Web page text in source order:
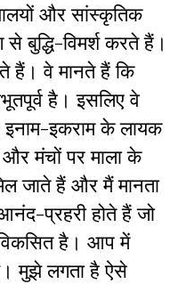
और सांस्कृतिक
बुद्धि-विमर्श करते हैं।
हैं। वे मानते हैं कि
है। इसलिए वे
इकराम के लायक
मंचों पर माला के
जाते हैं और मैं मानता
प्रहरी होते हैं जो
है। आप में
मुझे लगता है ऐसे